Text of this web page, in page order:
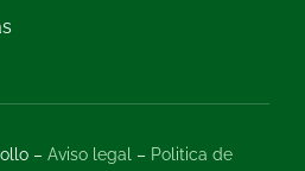
– Aviso legal – Politica de